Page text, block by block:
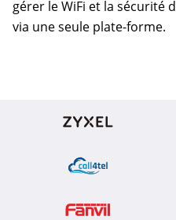
gérer le WiFi et la sécurité
via une seule plate-forme.